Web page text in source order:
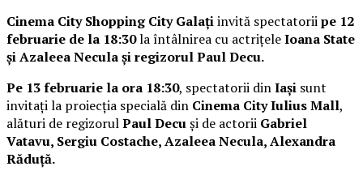
Cinema City Shopping City Galațiinvită spectatoriipe 12
februarie de la 18:30la întâlnirea cu actrițeleIoana State
și Azaleea Necula și regizorul Paul Decu.
Pe 13 februarie la ora 18:30, spectatorii dinIași sunt
invitați la proiecția specială din Cinema City Iulius Mall,
alături de regizorulPaul Decuși de actorii Gabriel
Vatavu, Sergiu Costache, Azaleea Necula, Alexandra
Răduță.